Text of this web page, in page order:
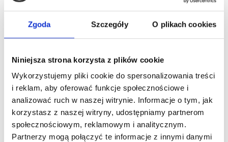
Zgoda Szczegóły O plikach cookies
Niniejsza strona korzysta z plików cookie
Wykorzystujemy pliki cookie do spersonalizowania treści
i reklam, aby oferować funkcje społecznościowe i
analizować ruch w naszej witrynie. Informacje o tym, jak
korzystasz z naszej witryny, udostępniamy partnerom
społecznościowym, reklamowym i analitycznym.
Partnerzy mogą połączyć te informacje z innymi danymi
3-6 dni robocze
To również może Ciebie
zainteresować
Zaloguj się, aby zobaczyć cenę
HERRERA LA BOMBA EDP
woda perfumowana